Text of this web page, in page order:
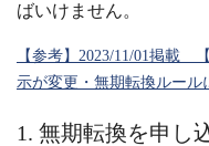
ばいけません。
【参考】2023/11/01掲載
示が変更・無期転換ルー
無期転換を申し